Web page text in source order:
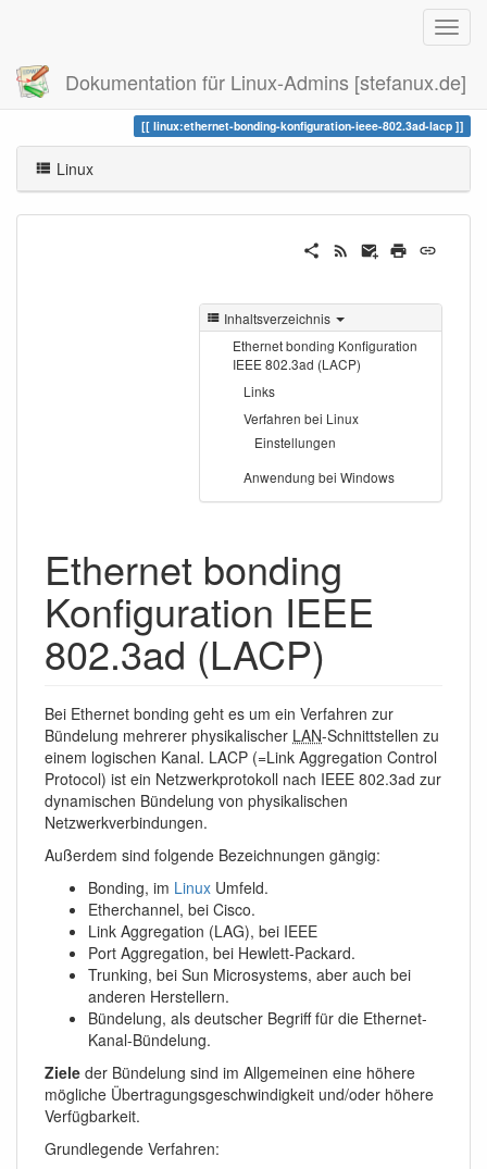
Dokumentation für Linux-Admins [stefanux.de]
Zuletzt angesehen ethernet-bonding-konfiguration-ieee-802.3ad-lacp
linux:ethernet-bonding-konfiguration-ieee-802.3ad-lacp
Linux
Inhaltsverzeichnis
Ethernet bonding Konfiguration
IEEE 802.3ad (LACP)
Links
Verfahren bei Linux
Einstellungen
Anwendung bei Windows
Ethernet bonding
Konfiguration IEEE
802.3ad (LACP)
Bei Ethernet bonding geht es um ein Verfahren zur
Bündelung mehrerer physikalischer LAN-Schnittstellen zu
einem logischen Kanal. LACP (=Link Aggregation Control
Protocol) ist ein Netzwerkprotokoll nach IEEE 802.3ad zur
dynamischen Bündelung von physikalischen
Netzwerkverbindungen.
Außerdem sind folgende Bezeichnungen gängig:
Bonding, im Linux Umfeld.
Etherchannel, bei Cisco.
Link Aggregation (LAG), bei IEEE
Port Aggregation, bei Hewlett-Packard.
Trunking, bei Sun Microsystems, aber auch bei
anderen Herstellern.
Bündelung, als deutscher Begriff für die Ethernet-
Kanal-Bündelung.
Ziele der Bündelung sind im Allgemeinen eine höhere
mögliche Übertragungsgeschwindigkeit und/oder höhere
Verfügbarkeit.
Grundlegende Verfahren: